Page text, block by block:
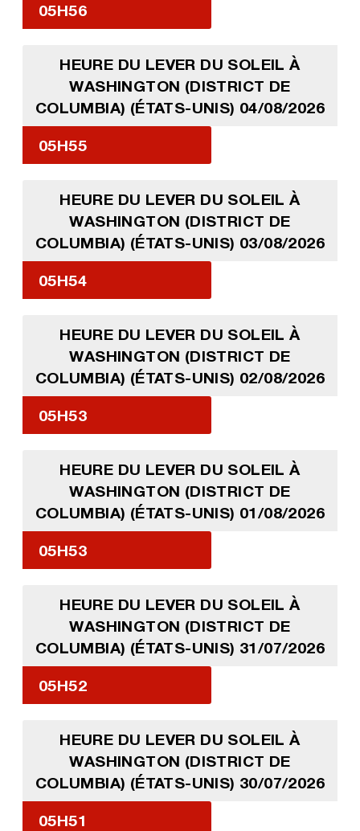
05H56
HEURE DU LEVER DU SOLEIL À
WASHINGTON (DISTRICT DE
COLUMBIA) (ÉTATS-UNIS) 04/08/2026
05H55
HEURE DU LEVER DU SOLEIL À
WASHINGTON (DISTRICT DE
COLUMBIA) (ÉTATS-UNIS) 03/08/2026
05H54
HEURE DU LEVER DU SOLEIL À
WASHINGTON (DISTRICT DE
COLUMBIA) (ÉTATS-UNIS) 02/08/2026
05H53
HEURE DU LEVER DU SOLEIL À
WASHINGTON (DISTRICT DE
COLUMBIA) (ÉTATS-UNIS) 01/08/2026
05H53
HEURE DU LEVER DU SOLEIL À
WASHINGTON (DISTRICT DE
COLUMBIA) (ÉTATS-UNIS) 31/07/2026
05H52
HEURE DU LEVER DU SOLEIL À
WASHINGTON (DISTRICT DE
COLUMBIA) (ÉTATS-UNIS) 30/07/2026
05H51